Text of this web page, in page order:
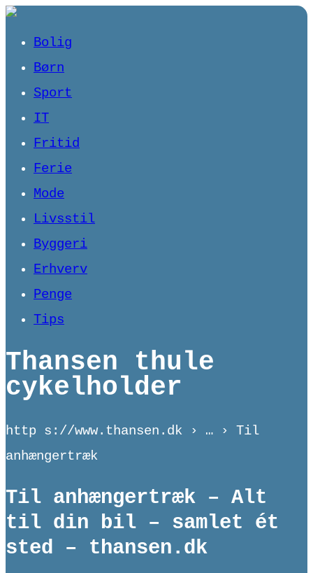
Bolig
Børn
Sport
IT
Fritid
Ferie
Mode
Livsstil
Byggeri
Erhverv
Penge
Tips
Thansen thule
cykelholder
http s://www.thansen.dk › … › Til
anhængertræk
Til anhængertræk – Alt
til din bil – samlet ét
sted – thansen.dk